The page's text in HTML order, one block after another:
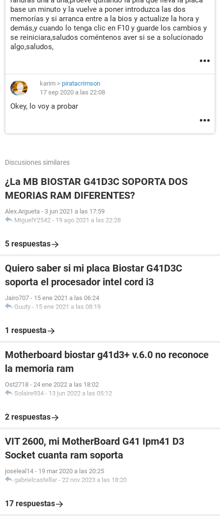
base un minuto y la vuelve a poner introduzca las dos
memorías y si arranca entre a la bios y actualize la hora y
demás,y cuando lo tenga clic en F10 y guarde los cambios y
se reiniciara,saludos coméntenos aver si se a solucionado
algo,saludos,
karim > piratacrimson
17 sep 2020 a las 22:08
Okey, lo voy a probar
Discusiones similares
¿La MB BIOSTAR G41D3C SOPORTA DOS
MEORIAS RAM DIFERENTES?
Alex.Argueta - 3 jun 2021 a las 17:59
MiguelY2542 - 19 ago 2021 a las 22:28
5 respuestas
Quiero saber si mi placa Biostar G41D3C
soporta el procesador intel cord i3
Jairo707 - 15 ene 2021 a las 06:24
Guuty - 15 ene 2021 a las 08:19
1 respuesta
Motherboard biostar g41d3+ v.6.0 no reconoce
la memoria ram
Ost2718 - 24 ene 2022 a las 18:02
Solaire934 - 13 jun 2022 a las 05:12
2 respuestas
VIT 2600, mi MotherBoard G41 Ipm41 D3
Socket cuanta ram soporta
joseleal14 - 19 mar 2020 a las 20:25
gabrielcastellar - 22 nov 2023 a las 18:20
17 respuestas